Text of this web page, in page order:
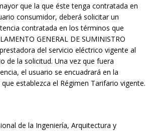
que la que éste tenga contratada en
consumidor, deberá solicitar un
contratada en los términos que
GENERAL DE SUMINISTRO
prestadora del servicio eléctrico vigente al
de la solicitud. Una vez que fuera
el usuario se encuadrará en la
establezca el Régimen Tarifario vigente.
de la Ingeniería, Arquitectura y